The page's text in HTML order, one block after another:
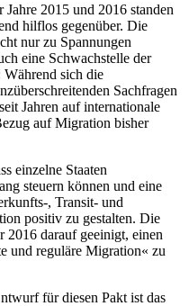
2015 und 2016 standen
hilflos gegenüber. Die
nur zu Spannungen
eine Schwachstelle der
sich die
Sachfragen
Jahren auf internationale
auf Migration bisher
einzelne Staaten
steuern können und eine
, Transit- und
positiv zu gestalten. Die
2016 darauf geeinigt, einen
und reguläre Migration« zu
für diesen Pakt ist das